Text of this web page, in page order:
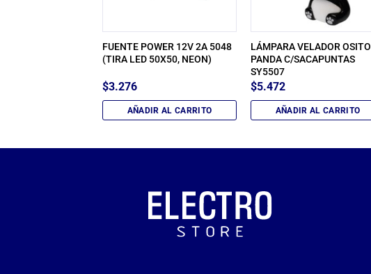
FUENTE POWER 12V 2A 5048
(TIRA LED 50X50, NEON)
$3.276
AÑADIR AL CARRITO
LÁMPARA VELADOR OSITO
PANDA C/SACAPUNTAS
SY5507
$5.472
AÑADIR AL CARRITO